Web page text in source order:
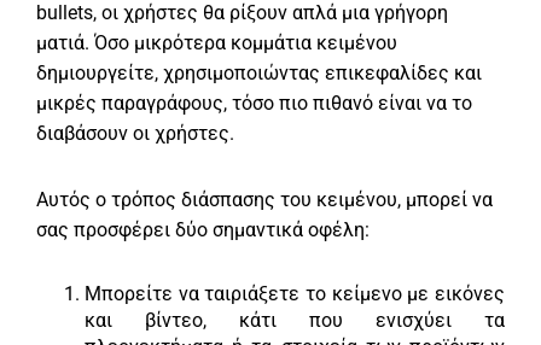
bullets, οι χρήστες θα ρίξουν απλά μια γρήγορη
ματιά. Όσο μικρότερα κομμάτια κειμένου
δημιουργείτε, χρησιμοποιώντας επικεφαλίδες και
μικρές παραγράφους, τόσο πιο πιθανό είναι να το
διαβάσουν οι χρήστες.
Αυτός ο τρόπος διάσπασης του κειμένου, μπορεί να
σας προσφέρει δύο σημαντικά οφέλη:
Μπορείτε να ταιριάξετε το κείμενο με εικόνες
και βίντεο, κάτι που ενισχύει τα